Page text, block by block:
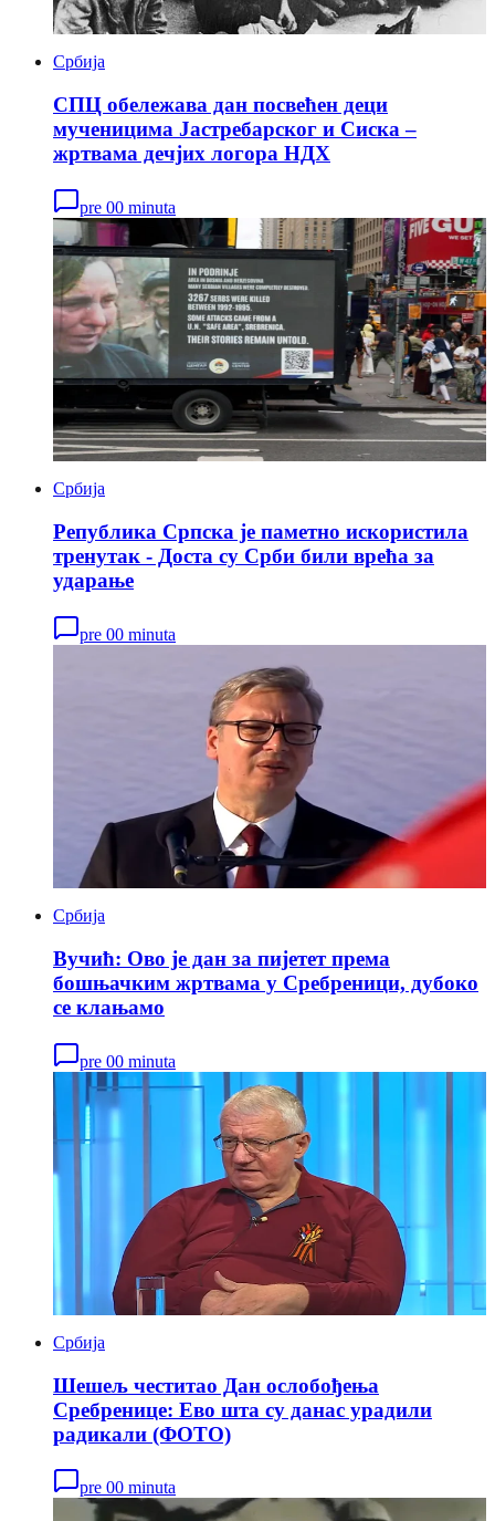
Србија
СПЦ обележава дан посвећен деци
мученицима Јастребарског и Сиска –
жртвама дечјих логора НДХ
pre 00 minuta
Србија
Република Српска је паметно искористила
тренутак - Доста су Срби били врећа за
ударање
pre 00 minuta
Србија
Вучић: Ово је дан за пијетет према
бошњачким жртвама у Сребреници, дубоко
се клањамо
pre 00 minuta
Србија
Шешељ честитао Дан ослобођења
Сребренице: Ево шта су данас урадили
радикали (ФОТО)
pre 00 minuta